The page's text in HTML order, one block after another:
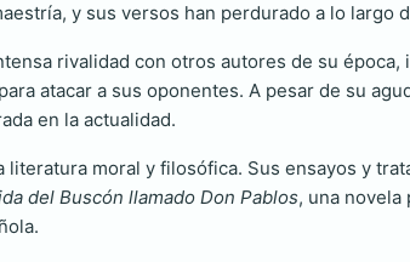
y sus versos han perdurado a lo largo
rivalidad con otros autores de su
atacar a sus oponentes. A pesar de su
en la actualidad.
moral y filosófica. Sus ensayos y
del Buscón llamado Don Pablos, una novela